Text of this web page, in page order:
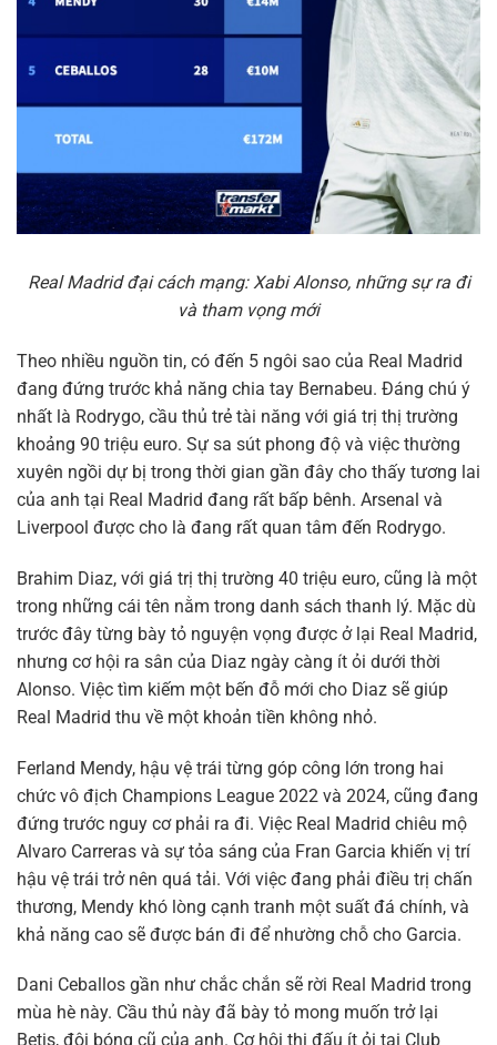
Real Madrid đại cách mạng: Xabi Alonso, những sự ra đi
và tham vọng mới
Theo nhiều nguồn tin, có đến 5 ngôi sao của Real Madrid
đang đứng trước khả năng chia tay Bernabeu. Đáng chú ý
nhất là Rodrygo, cầu thủ trẻ tài năng với giá trị thị trường
khoảng 90 triệu euro. Sự sa sút phong độ và việc thường
xuyên ngồi dự bị trong thời gian gần đây cho thấy tương lai
của anh tại Real Madrid đang rất bấp bênh. Arsenal và
Liverpool được cho là đang rất quan tâm đến Rodrygo.
Brahim Diaz, với giá trị thị trường 40 triệu euro, cũng là một
trong những cái tên nằm trong danh sách thanh lý. Mặc dù
trước đây từng bày tỏ nguyện vọng được ở lại Real Madrid,
nhưng cơ hội ra sân của Diaz ngày càng ít ỏi dưới thời
Alonso. Việc tìm kiếm một bến đỗ mới cho Diaz sẽ giúp
Real Madrid thu về một khoản tiền không nhỏ.
Ferland Mendy, hậu vệ trái từng góp công lớn trong hai
chức vô địch Champions League 2022 và 2024, cũng đang
đứng trước nguy cơ phải ra đi. Việc Real Madrid chiêu mộ
Alvaro Carreras và sự tỏa sáng của Fran Garcia khiến vị trí
hậu vệ trái trở nên quá tải. Với việc đang phải điều trị chấn
thương, Mendy khó lòng cạnh tranh một suất đá chính, và
khả năng cao sẽ được bán đi để nhường chỗ cho Garcia.
Dani Ceballos gần như chắc chắn sẽ rời Real Madrid trong
mùa hè này. Cầu thủ này đã bày tỏ mong muốn trở lại
Betis, đội bóng cũ của anh. Cơ hội thi đấu ít ỏi tại Club